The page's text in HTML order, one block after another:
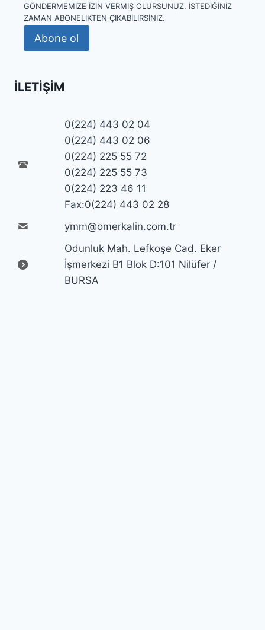
GÖNDERMEMIZE IZIN VERMIŞ OLURSUNUZ. İSTEDIĞINIZ
ZAMAN ABONELIKTEN ÇIKABILIRSINIZ.
Abone ol
İLETIŞIM
0(224) 443 02 04
0(224) 443 02 06
0(224) 225 55 72
0(224) 225 55 73
0(224) 223 46 11
Fax:0(224) 443 02 28
ymm@omerkalin.com.tr
Odunluk Mah. Lefkoşe Cad. Eker
İşmerkezi B1 Blok D:101 Nilüfer /
BURSA